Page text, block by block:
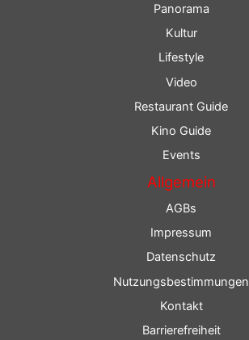
Panorama
Kultur
Lifestyle
Video
Restaurant Guide
Kino Guide
Events
Allgemein
AGBs
Impressum
Datenschutz
Nutzungsbestimmungen
Kontakt
Barrierefreiheit